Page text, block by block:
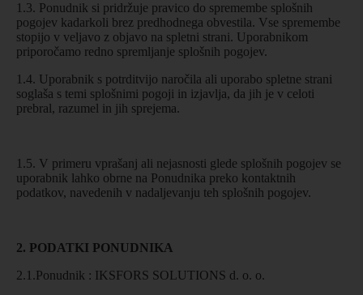
1.3. Ponudnik si pridržuje pravico do spremembe splošnih
pogojev kadarkoli brez predhodnega obvestila. Vse spremembe
stopijo v veljavo z objavo na spletni strani. Uporabnikom
priporočamo redno spremljanje splošnih pogojev.
1.4. Uporabnik s potrditvijo naročila ali uporabo spletne strani
soglaša s temi splošnimi pogoji in izjavlja, da jih je v celoti
prebral, razumel in jih sprejema.
1.5. V primeru vprašanj ali nejasnosti glede splošnih pogojev se
uporabnik lahko obrne na Ponudnika preko kontaktnih
podatkov, navedenih v nadaljevanju teh splošnih pogojev.
2. PODATKI PONUDNIKA
2.1.Ponudnik : IKSFORS SOLUTIONS d. o. o.